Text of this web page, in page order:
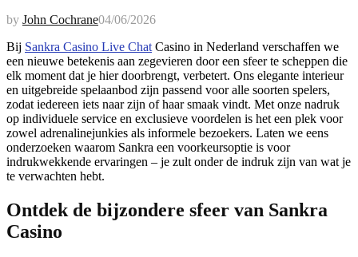
by John Cochrane04/06/2026
Bij Sankra Casino Live Chat Casino in Nederland verschaffen we
een nieuwe betekenis aan zegevieren door een sfeer te scheppen die
elk moment dat je hier doorbrengt, verbetert. Ons elegante interieur
en uitgebreide spelaanbod zijn passend voor alle soorten spelers,
zodat iedereen iets naar zijn of haar smaak vindt. Met onze nadruk
op individuele service en exclusieve voordelen is het een plek voor
zowel adrenalinejunkies als informele bezoekers. Laten we eens
onderzoeken waarom Sankra een voorkeursoptie is voor
indrukwekkende ervaringen – je zult onder de indruk zijn van wat je
te verwachten hebt.
Ontdek de bijzondere sfeer van Sankra
Casino